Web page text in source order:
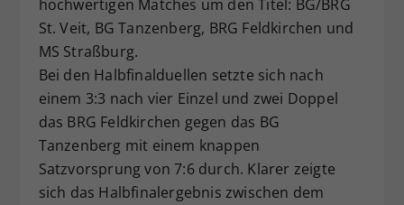
hochwertigen Matches um den Titel: BG/BRG
St. Veit, BG Tanzenberg, BRG Feldkirchen und
MS Straßburg.
Bei den Halbfinalduellen setzte sich nach
einem 3:3 nach vier Einzel und zwei Doppel
das BRG Feldkirchen gegen das BG
Tanzenberg mit einem knappen
Satzvorsprung von 7:6 durch. Klarer zeigte
sich das Halbfinalergebnis zwischen dem
Zweck
Dieser Wert speichert Ihre Consent-
Einstellungen. Unter anderem eine
zufällig generierte ID, für die
historische Speicherung Ihrer
vorgenommen Einstellungen, falls der
Webseiten-Betreiber dies eingestellt
hat.